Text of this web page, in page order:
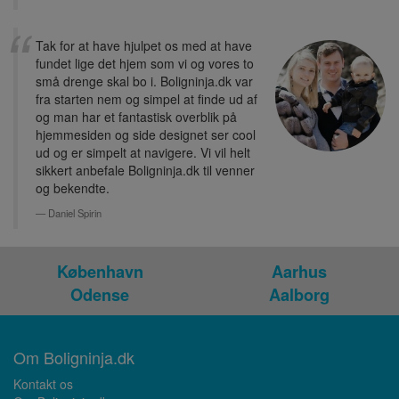
Tak for at have hjulpet os med at have
fundet lige det hjem som vi og vores to
små drenge skal bo i. Boligninja.dk var
fra starten nem og simpel at finde ud af
og man har et fantastisk overblik på
hjemmesiden og side designet ser cool
ud og er simpelt at navigere. Vi vil helt
sikkert anbefale Boligninja.dk til venner
og bekendte.
Daniel Spirin
København
Aarhus
Odense
Aalborg
Om Boligninja.dk
Kontakt os